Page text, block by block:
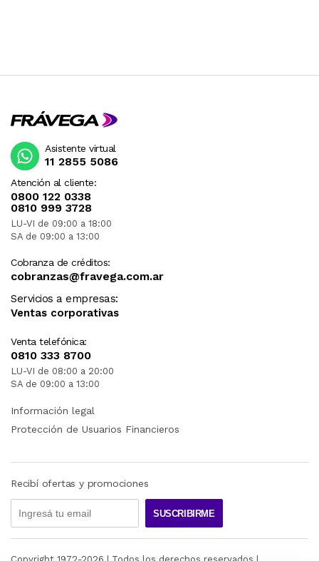
Atención al cliente:
0800 122 0338
0810 999 3728
LU-VI de 09:00 a 18:00
SA de 09:00 a 13:00
Cobranza de créditos:
cobranzas@fravega.com.ar
Servicios a empresas:
Ventas corporativas
Venta telefónica:
0810 333 8700
LU-VI de 08:00 a 20:00
SA de 09:00 a 13:00
Asistente virtual
11 2855 5086
Información legal
Protección de Usuarios Financieros
Recibí ofertas y promociones
SUSCRIBIRME